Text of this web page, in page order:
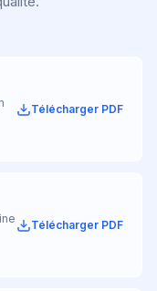
Télécharger PDF
Télécharger PDF